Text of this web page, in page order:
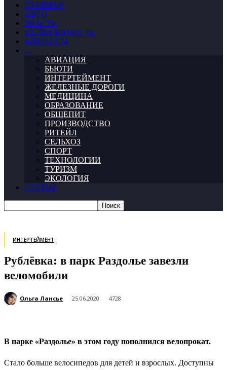
ГЛАВНАЯ
АВТО
ВЛАСТЬ
НЕДВИЖИМОСТЬ
ФИНАНСЫ
…
АВИАЦИЯ
БЬЮТИ
ИНТЕРТЕЙМЕНТ
ЖЕЛЕЗНЫЕ ДОРОГИ
МЕДИЦИНА
ОБРАЗОВАНИЕ
ОБЩЕПИТ
ПРОИЗВОДСТВО
РИТЕЙЛ
СЕЛЬХОЗ
СПОРТ
ТЕХНОЛОГИИ
ТУРИЗМ
ЭКОЛОГИЯ
СТАТЬИ
ИНТЕРТЕЙМЕНТ
Рублёвка: в парк Раздолье завезли
веломобили
Ольга Лансье 25.06.2020 4728
В парке «Раздолье» в этом году пополнился велопрокат.
Стало больше велосипедов для детей и взрослых. Доступны